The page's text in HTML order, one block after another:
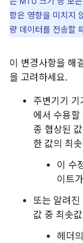
항은 영향을 미치지
량 데이터를 전송할
이 변경사항을 해
을 고려하세요.
주변기기
에서 수용할
종 협상된
한 값의 최
이 수
이트
또는 알려
값 중 최솟
헤더